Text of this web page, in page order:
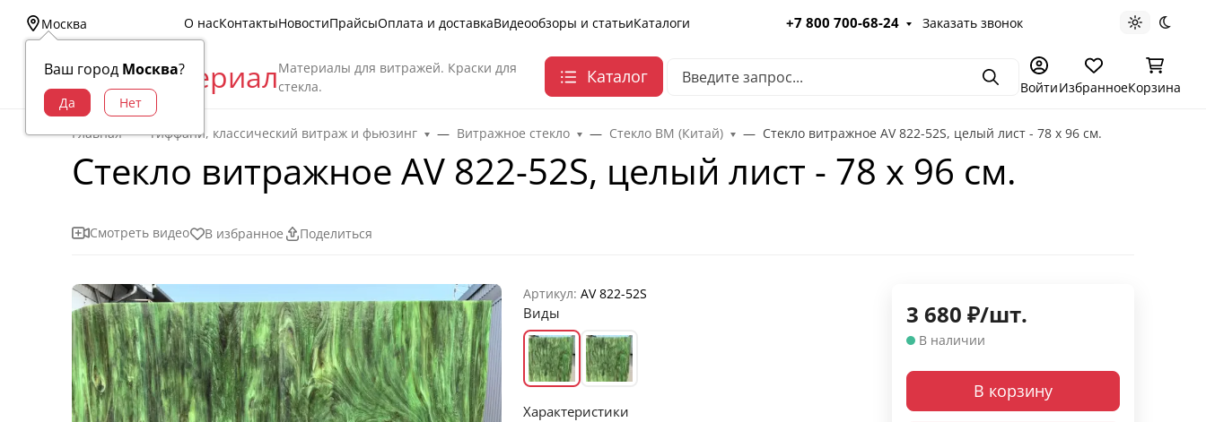
Москва
Ваш город Москва?
О насКонтактыНовостиПрайсыОплата и доставкаВидеообзоры и статьиКаталоги +7 800 700-68-24 Заказать звонок Светлая
Витраж МатериалМатериалы для витражей. Краски для
стекла.
Каталог ПоискВойтиИзбранноеКорзина
Главная Тиффани, классический витраж и фьюзинг Витражное стекло Стекло ВМ (Китай) Стекло витражное AV 822-52S, целый лист - 78 х 96 cм.
Стекло витражное AV 822-52S, целый лист - 78 х 96 cм.
Смотреть видео В избранное Поделиться
Артикул: AV 822-52S
Виды
Характеристики
3 680 ₽/шт.
В наличии
В корзину